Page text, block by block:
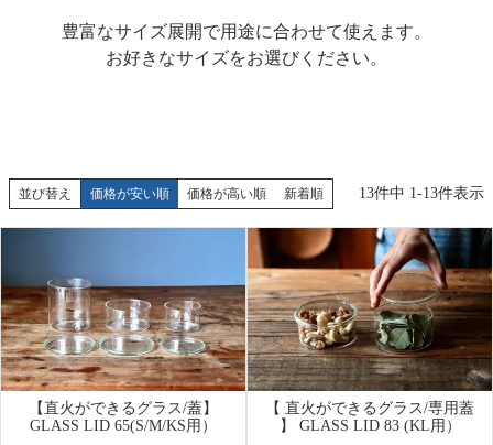
豊富なサイズ展開で用途に合わせて使えます。
お好きなサイズをお選びください。
並び替え 価格が安い順 価格が高い順 新着順 13件中 1-13件表示
【直火ができるグラス/蓋】
GLASS LID 65(S/M/KS用）
【 直火ができるグラス/専用蓋
】 GLASS LID 83 (KL用）